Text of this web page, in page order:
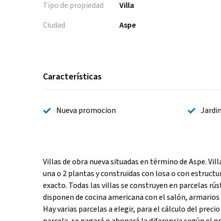
Tipo de propiedad
Villa
Ciudad
Aspe
Características
Nueva promocion
Villas de obra nueva situadas en término de Aspe.
una o 2 plantas y construidas con losa o con
exacto. Todas las villas se construyen en parcelas
disponen de cocina americana con el salón,
Hay varias parcelas a elegir, para el cálculo del